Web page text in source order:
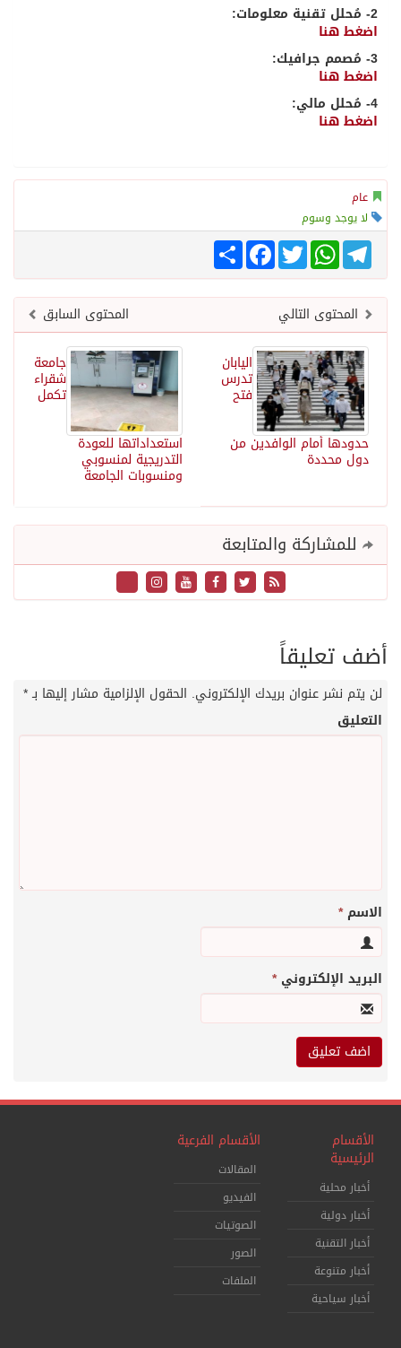
2- مُحلل تقنية معلومات:
اضغط هنا
3- مُصمم جرافيك:
اضغط هنا
4- مُحلل مالي:
اضغط هنا
عام
لا يوجد وسوم
انشر
FacebookTwitter
WhatsAppTelegram
المحتوى السابق
المحتوى التالي
‎جامعة
شقراء
تكمل
استعداداتها للعودة
التدريجية لمنسوبي
ومنسوبات الجامعة
اليابان
تدرس
فتح
حدودها أمام الوافدين من
دول محددة
للمشاركة والمتابعة
أضف تعليقاً
لن يتم نشر عنوان بريدك الإلكتروني. الحقول الإلزامية مشار إليها بـ*
التعليق
الاسم*
البريد الإلكتروني*
الأقسام
الرئيسية
أخبار محلية
أخبار دولية
أخبار التقنية
أخبار متنوعة
أخبار سياحية
الأقسام الفرعية
المقالات
الفيديو
الصوتيات
الصور
الملفات